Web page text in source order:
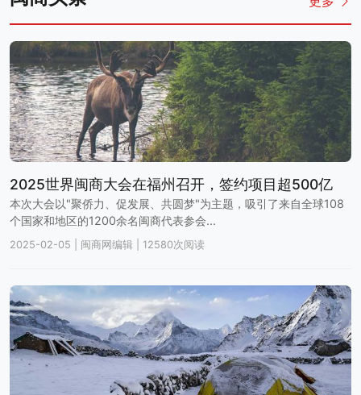
2025世界闽商大会在福州召开，签约项目超500亿
本次大会以"聚侨力、促发展、共圆梦"为主题，吸引了来自全球108
个国家和地区的1200余名闽商代表参会...
2025-02-05 闽商网编辑 12580次阅读